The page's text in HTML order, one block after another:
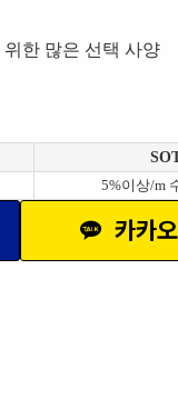
한 많은 선택 사양
5%이상/m
카카